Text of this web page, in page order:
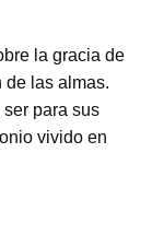
la gracia de
de las almas.
para sus
vivido en